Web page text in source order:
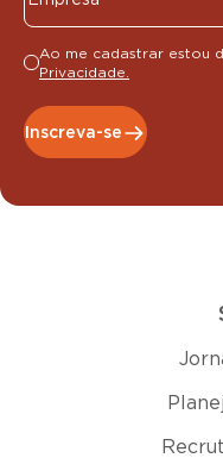
Ao me cadastrar estou
Privacidade.
Inscreva-se